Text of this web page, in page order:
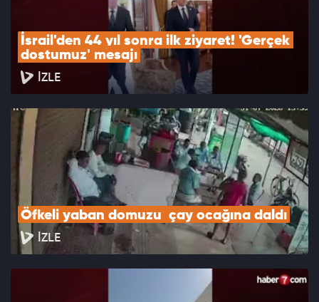
İsrail'den 44 yıl sonra ilk ziyaret! 'Gerçek
dostumuz' mesajı
İZLE
Öfkeli yaban domuzu  çay ocağına daldı
İZLE